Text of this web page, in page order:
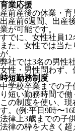
育業応援
産前産後の休業・育
出産前6週間、出産
業が可能です。
すでに、女性社員12
また、女性では当
が、
弊社では3名の男性
女性・男性問わず、
時短勤務制度
中学校卒業までの子
り短い勤務時間で働
この制度を使い、
す。(例:平日9時〜16
法律上3歳までの子
法律の枠を大きく